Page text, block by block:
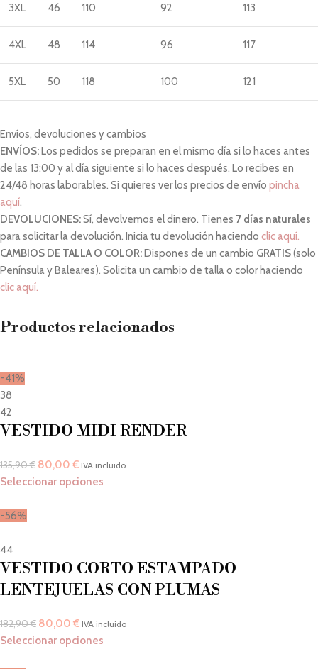
3XL 46 110 92 113
4XL 48 114 96 117
5XL 50 118 100 121
Envíos, devoluciones y cambios
ENVÍOS:Los pedidos se preparan en el mismo día si lo haces antes
de las 13:00 y al día siguiente si lo haces después. Lo recibes en
24/48 horas laborables. Si quieres ver los precios de envío pincha
aquí.
DEVOLUCIONES:Sí, devolvemos el dinero. Tienes 7 días naturales
para solicitar la devolución. Inicia tu devolución haciendo clic aquí.
CAMBIOS DE TALLA O COLOR:Dispones de un cambio GRATIS(solo
Península y Baleares). Solicita un cambio de talla o color haciendo
clic aquí.
Productos relacionados
-41%
38
42
VESTIDO MIDI RENDER
135,90€ 80,00 € IVA incluido
Seleccionar opciones
-56%
44
VESTIDO CORTO ESTAMPADO
LENTEJUELAS CON PLUMAS
182,90€ 80,00 € IVA incluido
Seleccionar opciones